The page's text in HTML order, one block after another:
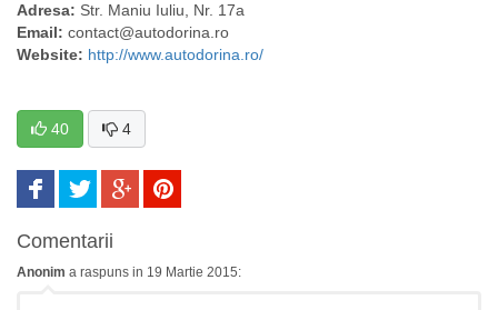
Adresa: Str. Maniu Iuliu, Nr. 17a
Email: contact@autodorina.ro
Website: http://www.autodorina.ro/
40 4
Comentarii
Anonim a raspuns in 19 Martie 2015: